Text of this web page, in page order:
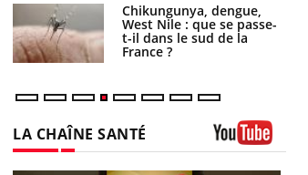
Chikungunya, dengue,
West Nile : que se passe-
t-il dans le sud de la
France ?
LA CHAÎNE SANTÉ